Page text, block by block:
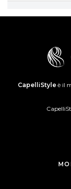
CapelliStyleè il